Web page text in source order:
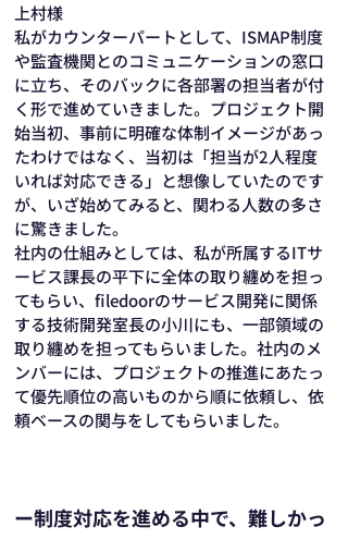
上村様
私がカウンターパートとして、ISMAP制度
や監査機関とのコミュニケーションの窓口
に立ち、そのバックに各部署の担当者が付
く形で進めていきました。プロジェクト開
始当初、事前に明確な体制イメージがあっ
たわけではなく、当初は「担当が2人程度
いれば対応できる」と想像していたのです
が、いざ始めてみると、関わる人数の多さ
に驚きました。
社内の仕組みとしては、私が所属するITサ
ービス課長の平下に全体の取り纏めを担っ
てもらい、filedoorのサービス開発に関係
する技術開発室長の小川にも、一部領域の
取り纏めを担ってもらいました。社内のメ
ンバーには、プロジェクトの推進にあたっ
て優先順位の高いものから順に依頼し、依
頼ベースの関与をしてもらいました。
ー制度対応を進める中で、難しかっ